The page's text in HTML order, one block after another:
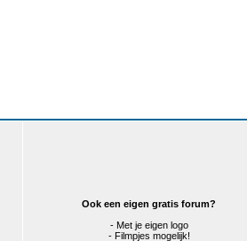
Ook een eigen gratis forum?
- Met je eigen logo
- Filmpjes mogelijk!